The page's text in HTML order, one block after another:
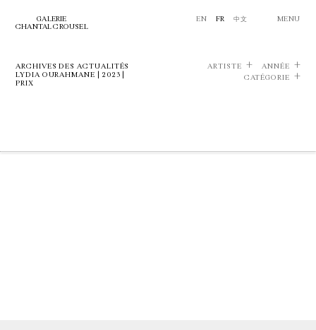
GALERIE
CHANTAL CROUSEL
EN FR 中文 MENU
ARCHIVES DES ACTUALITÉS
LYDIA OURAHMANE | 2023 |
PRIX
ARTISTE
ANNÉE
CATÉGORIE